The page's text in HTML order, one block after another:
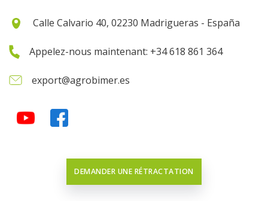
Calle Calvario 40, 02230 Madrigueras - España
Appelez-nous maintenant: +34 618 861 364
export@agrobimer.es
DEMANDER UNE RÉTRACTATION